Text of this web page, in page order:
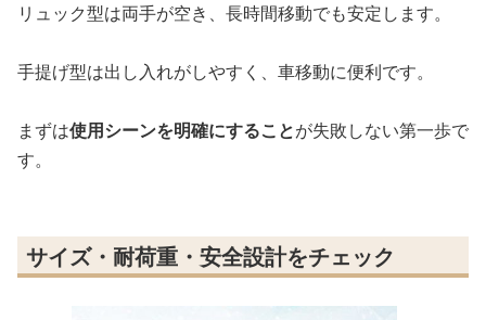
リュック型は両手が空き、長時間移動でも安定します。
手提げ型は出し入れがしやすく、車移動に便利です。
まずは使用シーンを明確にすることが失敗しない第一歩で
す。
サイズ・耐荷重・安全設計をチェック